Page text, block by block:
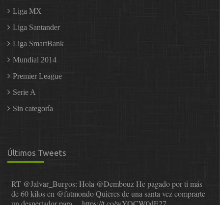
Liga MX
Liga Santander
Liga SmartBank
Mundial 2014
Premier League
Serie A
Sin categoría
Últimos Tweets
RT @Jalvar_Burgos: Hola @DembouzHe pagado por ti más
de 60 kilos en @futmondoQuieres de una santa vez comprarte